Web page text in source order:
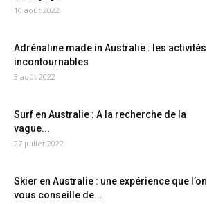
10 août 2022
Adrénaline made in Australie : les activités
incontournables
3 août 2022
Surf en Australie : A la recherche de la
vague...
27 juillet 2022
Skier en Australie : une expérience que l’on
vous conseille de...